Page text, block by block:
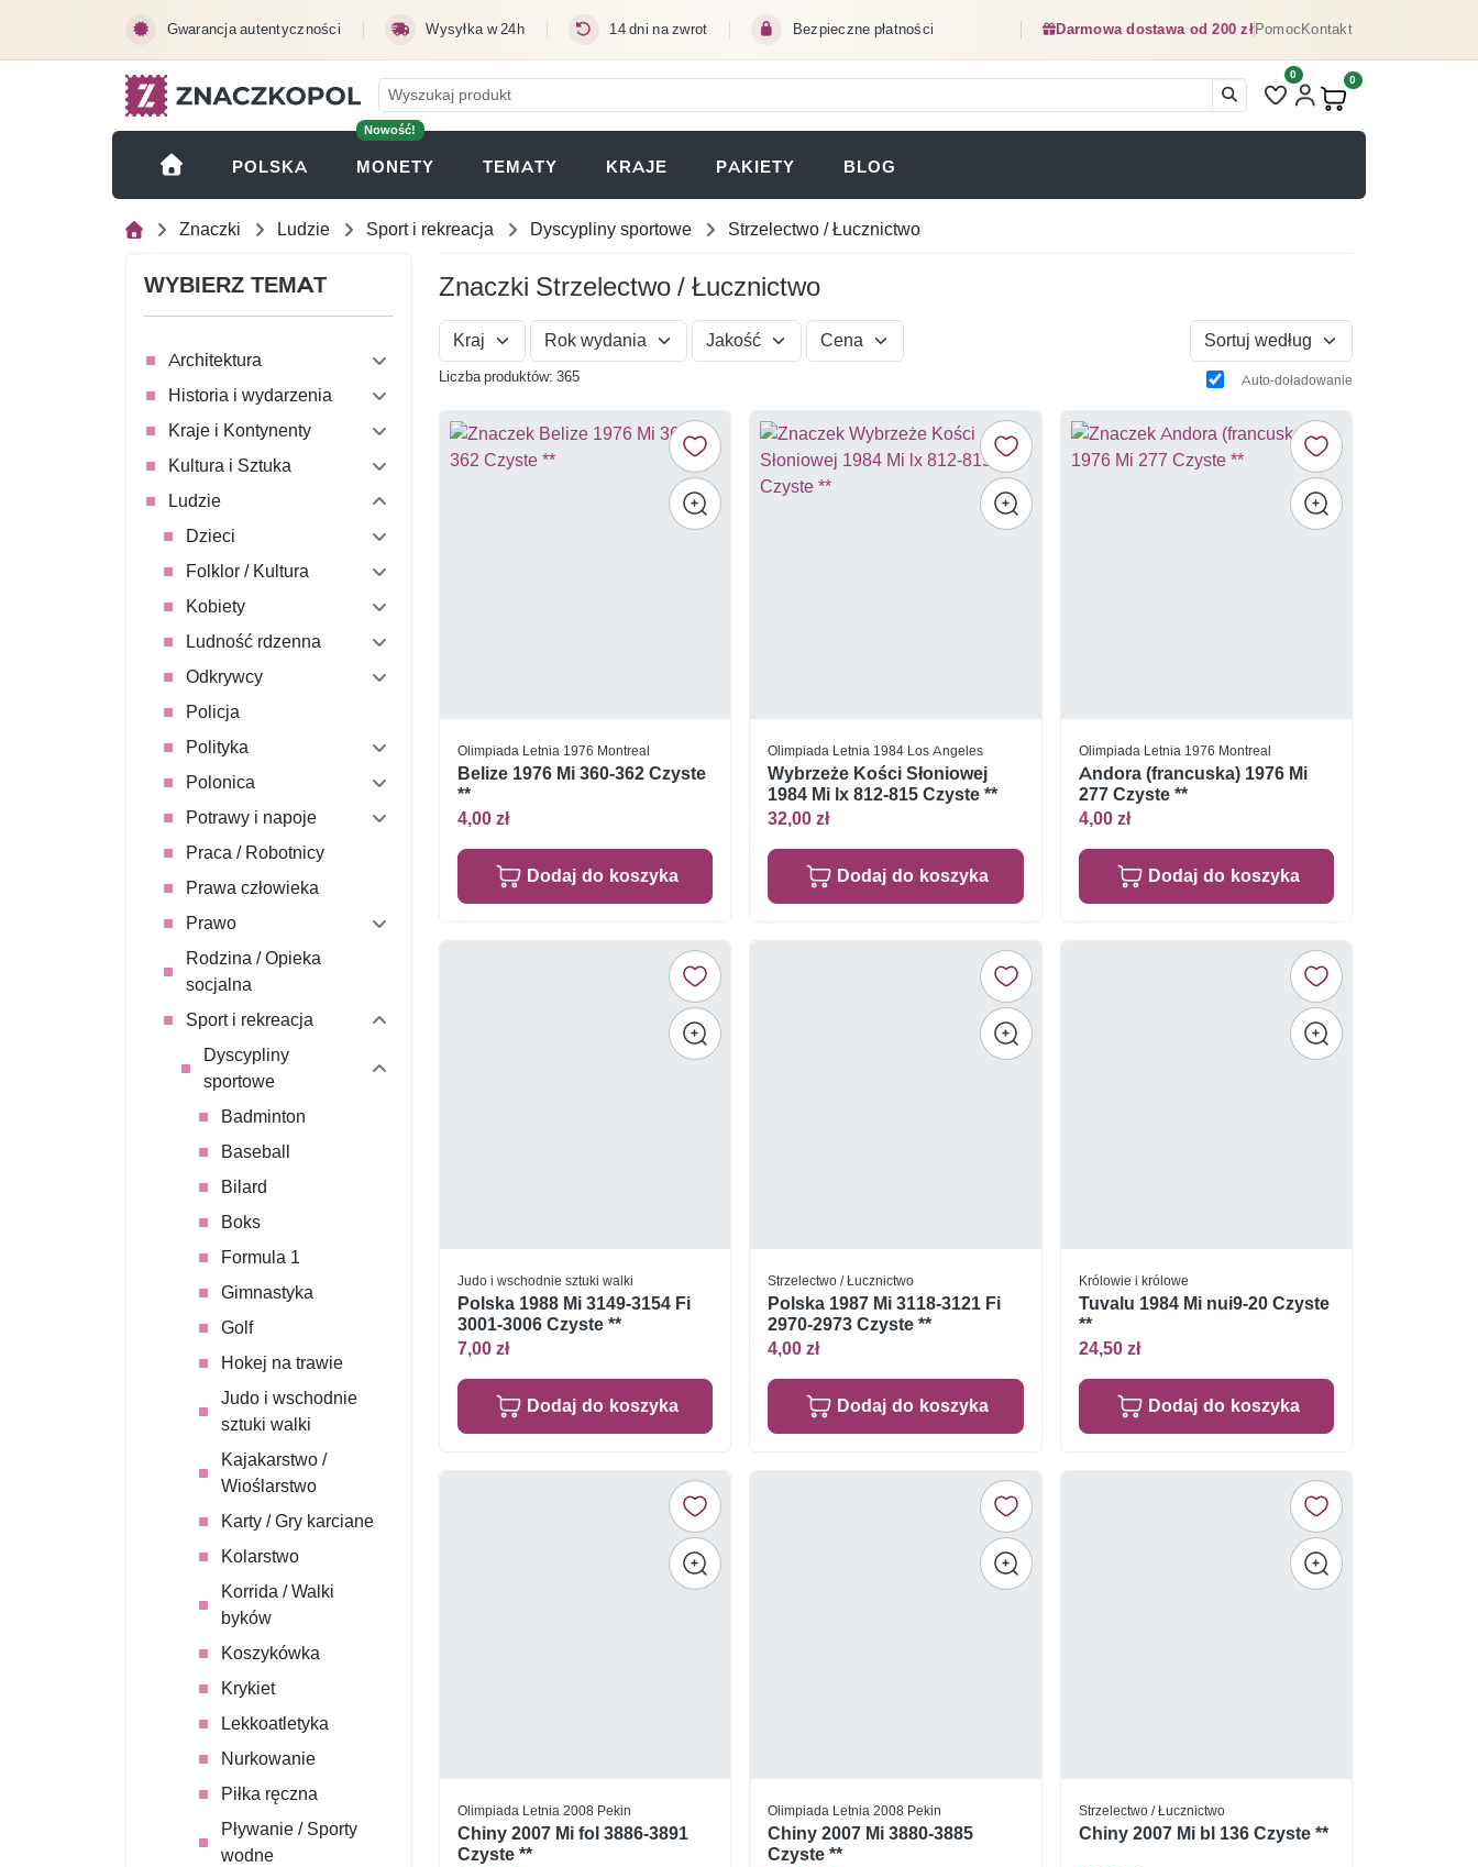
Gwarancja autentyczności Wysyłka w 24h 14 dni na zwrot Bezpieczne płatności Darmowa dostawa od 200 złPomocKontakt
Liczba pozycji na liście
0
Produkty w koszyku:
0
POLSKA
Nowość!
MONETY (OTWIERA SIĘ W NOWEJ KARCIE)
TEMATY KRAJE PAKIETY BLOG
Znaczki Ludzie Sport i rekreacja Dyscypliny sportowe Strzelectwo / Łucznictwo
WYBIERZ TEMAT
Architektura
Historia i wydarzenia
Kraje i Kontynenty
Kultura i Sztuka
Ludzie
Dzieci
Folklor / Kultura
Kobiety
Ludność rdzenna
Odkrywcy
Policja
Polityka
Polonica
Potrawy i napoje
Praca / Robotnicy
Prawa człowieka
Prawo
Rodzina / Opieka
socjalna
Sport i rekreacja
Dyscypliny
sportowe
Badminton
Baseball
Bilard
Boks
Formula 1
Gimnastyka
Golf
Hokej na trawie
Judo i wschodnie
sztuki walki
Kajakarstwo /
Wioślarstwo
Karty / Gry karciane
Kolarstwo
Korrida / Walki
byków
Koszykówka
Krykiet
Lekkoatletyka
Nurkowanie
Piłka ręczna
Pływanie / Sporty
wodne
Znaczki Strzelectwo / Łucznictwo
Kraj Rok wydania Jakość Cena Sortuj według
Liczba produktów: 365 Auto-doładowanie
Olimpiada Letnia 1976 Montreal
Belize 1976 Mi 360-362 Czyste
**
4,00 zł
Dodaj do koszyka
Olimpiada Letnia 1984 Los Angeles
Wybrzeże Kości Słoniowej
1984 Mi lx 812-815 Czyste **
32,00 zł
Dodaj do koszyka
Olimpiada Letnia 1976 Montreal
Andora (francuska) 1976 Mi
277 Czyste **
4,00 zł
Dodaj do koszyka
Judo i wschodnie sztuki walki
Polska 1988 Mi 3149-3154 Fi
3001-3006 Czyste **
7,00 zł
Dodaj do koszyka
Strzelectwo / Łucznictwo
Polska 1987 Mi 3118-3121 Fi
2970-2973 Czyste **
4,00 zł
Dodaj do koszyka
Królowie i królowe
Tuvalu 1984 Mi nui9-20 Czyste
**
24,50 zł
Dodaj do koszyka
Olimpiada Letnia 2008 Pekin
Chiny 2007 Mi fol 3886-3891
Czyste **
Olimpiada Letnia 2008 Pekin
Chiny 2007 Mi 3880-3885
Czyste **
Strzelectwo / Łucznictwo
Chiny 2007 Mi bl 136 Czyste **